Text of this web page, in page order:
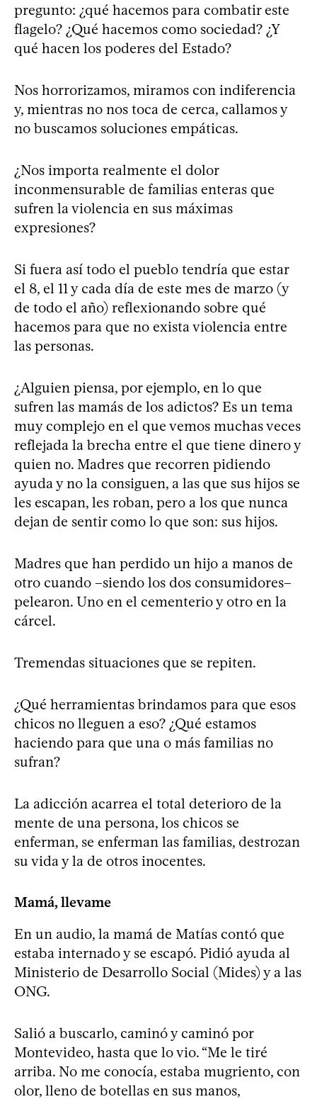
pregunto: ¿qué hacemos para combatir este
flagelo? ¿Qué hacemos como sociedad? ¿Y
qué hacen los poderes del Estado?
Nos horrorizamos, miramos con indiferencia
y, mientras no nos toca de cerca, callamos y
no buscamos soluciones empáticas.
¿Nos importa realmente el dolor
inconmensurable de familias enteras que
sufren la violencia en sus máximas
expresiones?
Si fuera así todo el pueblo tendría que estar
el 8, el 11 y cada día de este mes de marzo (y
de todo el año) reflexionando sobre qué
hacemos para que no exista violencia entre
las personas.
¿Alguien piensa, por ejemplo, en lo que
sufren las mamás de los adictos? Es un tema
muy complejo en el que vemos muchas veces
reflejada la brecha entre el que tiene dinero y
quien no. Madres que recorren pidiendo
ayuda y no la consiguen, a las que sus hijos se
les escapan, les roban, pero a los que nunca
dejan de sentir como lo que son: sus hijos.
Madres que han perdido un hijo a manos de
otro cuando –siendo los dos consumidores–
pelearon. Uno en el cementerio y otro en la
cárcel.
Tremendas situaciones que se repiten.
¿Qué herramientas brindamos para que esos
chicos no lleguen a eso? ¿Qué estamos
haciendo para que una o más familias no
sufran?
La adicción acarrea el total deterioro de la
mente de una persona, los chicos se
enferman, se enferman las familias, destrozan
su vida y la de otros inocentes.
Mamá, llevame
En un audio, la mamá de Matías contó que
estaba internado y se escapó. Pidió ayuda al
Ministerio de Desarrollo Social (Mides) y a las
ONG.
Salió a buscarlo, caminó y caminó por
Montevideo, hasta que lo vio. “Me le tiré
arriba. No me conocía, estaba mugriento, con
olor, lleno de botellas en sus manos,